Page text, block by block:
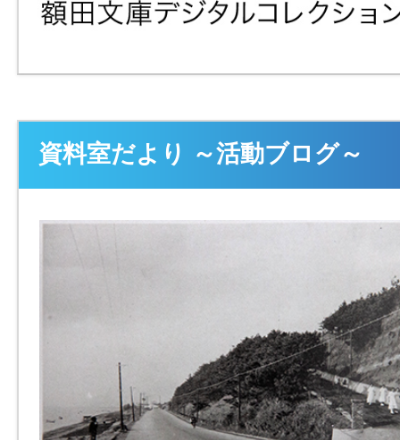
資料室だより ～活動ブログ～